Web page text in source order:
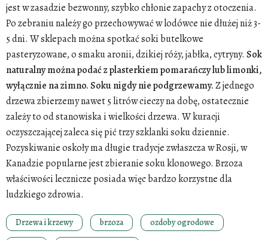
jest w zasadzie bezwonny, szybko chłonie zapachy z otoczenia.
Po zebraniu należy go przechowywać w lodówce nie dłużej niż 3-
5 dni. W sklepach można spotkać soki butelkowe
pasteryzowane, o smaku aronii, dzikiej róży, jabłka, cytryny. Sok
naturalny można podać z plasterkiem pomarańczy lub limonki,
wyłącznie na zimno. Soku nigdy nie podgrzewamy.Z jednego
drzewa zbierzemy nawet 5 litrów cieczy na dobę, ostatecznie
zależy to od stanowiska i wielkości drzewa. W kuracji
oczyszczającej zaleca się pić trzy szklanki soku dziennie.
Pozyskiwanie oskoły ma długie tradycje zwłaszcza w Rosji, w
Kanadzie popularne jest zbieranie soku klonowego. Brzoza
właściwości lecznicze posiada więc bardzo korzystne dla
ludzkiego zdrowia.
Drzewa i krzewy brzoza
ozdoby ogrodowe